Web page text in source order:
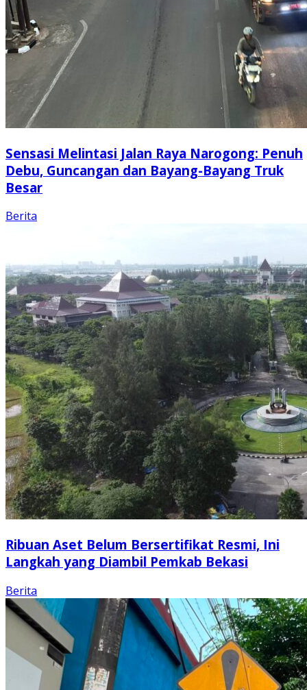
Sensasi Melintasi Jalan Raya Narogong: Penuh
Debu, Guncangan dan Bayang-Bayang Truk
Besar
Berita
Ribuan Aset Belum Bersertifikat Resmi, Ini
Langkah yang Diambil Pemkab Bekasi
Berita